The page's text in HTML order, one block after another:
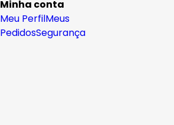
Minha conta
Meu PerfilMeus
PedidosSegurança